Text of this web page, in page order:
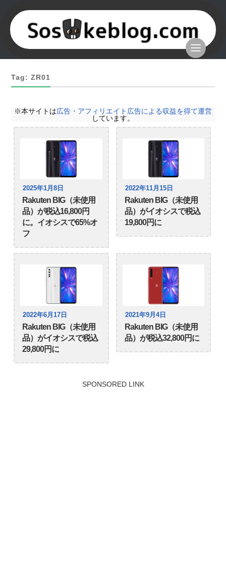
Tag: ZR01
※本サイトは広告・アフィリエイト広告による収益を得て運営
しています。
2025年1月8日
Rakuten BIG（未使用
品）が税込16,800円
に。イオシスで65%オ
フ
2022年11月15日
Rakuten BIG（未使用
品）がイオシスで税込
19,800円に
2022年6月17日
Rakuten BIG（未使用
品）がイオシスで税込
29,800円に
2021年9月4日
Rakuten BIG（未使用
品）が税込32,800円に
SPONSORED LINK